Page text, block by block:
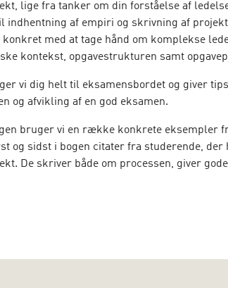
lige fra tanker om din forståelse af
indhentning af empiri og skrivning af
konkret med at tage hånd om komplekse
kontekst, opgavestrukturen samt
vi dig helt til eksamensbordet og giver
og afvikling af en god eksamen.
bruger vi en række konkrete eksempler
og sidst i bogen citater fra studerende, der
De skriver både om processen, giver
studieordningerne på diplom- og